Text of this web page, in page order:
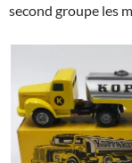
second groupe les